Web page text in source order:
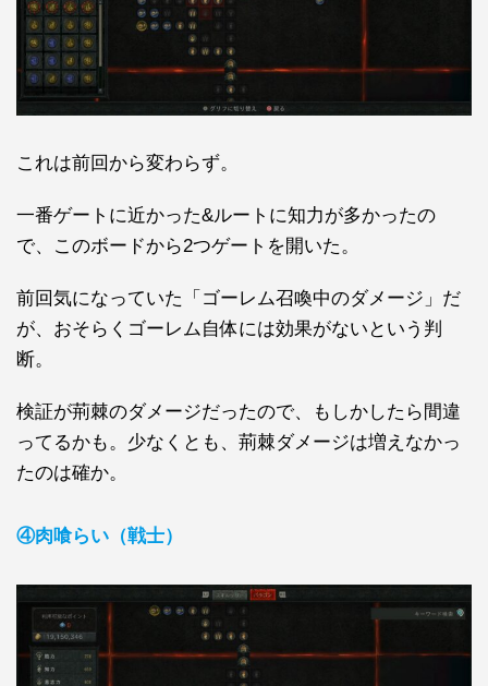
これは前回から変わらず。
一番ゲートに近かった&ルートに知力が多かったの
で、このボードから2つゲートを開いた。
前回気になっていた「ゴーレム召喚中のダメージ」だ
が、おそらくゴーレム自体には効果がないという判
断。
検証が荊棘のダメージだったので、もしかしたら間違
ってるかも。少なくとも、荊棘ダメージは増えなかっ
たのは確か。
④肉喰らい（戦士）